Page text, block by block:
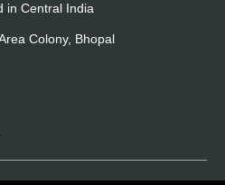
in Central India
Colony, Bhopal